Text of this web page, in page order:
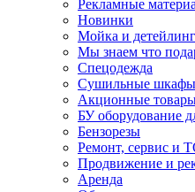
Рекламные
Новинки
Мойка и детейлинг
Мы знаем что
Спецодежда
Сушильные шкафы
Акционные
БУ оборудование
Бензорезы
Ремонт, сервис и
Продвижение и
Аренда